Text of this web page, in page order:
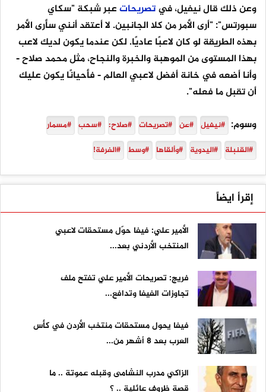
وعن ذلك قال نيفيل، فيتصريحاتعبر شبكة "سكاي
سبورتس": "أرى الأمر من كلا الجانبين. لا أعتقد أنني سأرى الأمر
بهذه الطريقة لو كان لاعبًا عاديًا. لكن عندما يكون لديك لاعب
بهذا المستوى من الموهبة والخبرة والنجاح، مثل محمد صلاح -
وأنا أضعه في خانة أفضل لاعبي العالم - فأحيانًا يكون عليك
أن تقبل ما فعله".
وسوم: #نيفيل #عن #تصريحات #صلاح: #سحب #مسمار
#القنبلة #اليدوية #وألقاها #وسط #الغرفة!
إقرأ ايضاً
الأمير علي: فيفا حوّل مستحقات لاعبي
المنتخب الأردني بعد...
فريج: تصريحات الأمير علي تفتح ملف
تجاوزات الفيفا وتدافع...
فيفا يحول مستحقات منتخب الأردن في كأس
العرب بعد 8 أشهر من...
الزاكي مدرب النشامى وقبله عموتة .. ما
قصة ظروف عائلية .. ؟